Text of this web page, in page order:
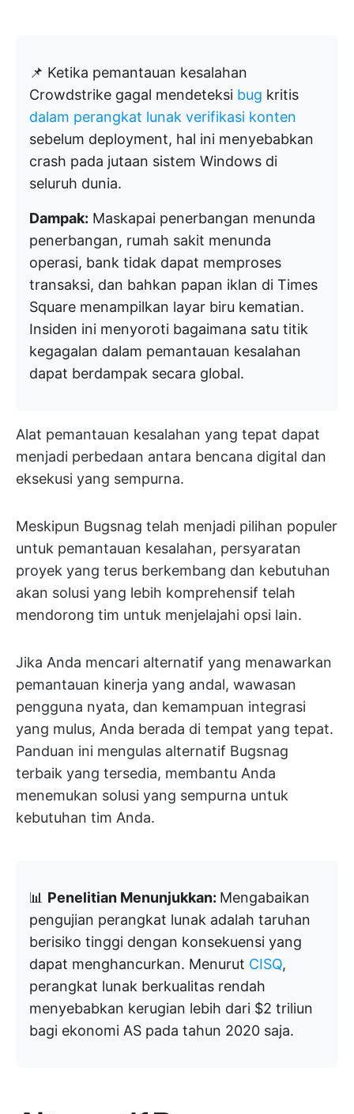
📌 Ketika pemantauan kesalahan
Crowdstrike gagal mendeteksi bug kritis
dalam perangkat lunak verifikasi konten
sebelum deployment, hal ini menyebabkan
crash pada jutaan sistem Windows di
seluruh dunia.
Dampak: Maskapai penerbangan menunda
penerbangan, rumah sakit menunda
operasi, bank tidak dapat memproses
transaksi, dan bahkan papan iklan di Times
Square menampilkan layar biru kematian.
Insiden ini menyoroti bagaimana satu titik
kegagalan dalam pemantauan kesalahan
dapat berdampak secara global.
Alat pemantauan kesalahan yang tepat dapat
menjadi perbedaan antara bencana digital dan
eksekusi yang sempurna.
Meskipun Bugsnag telah menjadi pilihan populer
untuk pemantauan kesalahan, persyaratan
proyek yang terus berkembang dan kebutuhan
akan solusi yang lebih komprehensif telah
mendorong tim untuk menjelajahi opsi lain.
Jika Anda mencari alternatif yang menawarkan
pemantauan kinerja yang andal, wawasan
pengguna nyata, dan kemampuan integrasi
yang mulus, Anda berada di tempat yang tepat.
Panduan ini mengulas alternatif Bugsnag
terbaik yang tersedia, membantu Anda
menemukan solusi yang sempurna untuk
kebutuhan tim Anda.
📊 Penelitian Menunjukkan: Mengabaikan
pengujian perangkat lunak adalah taruhan
berisiko tinggi dengan konsekuensi yang
dapat menghancurkan. Menurut CISQ,
perangkat lunak berkualitas rendah
menyebabkan kerugian lebih dari $2 triliun
bagi ekonomi AS pada tahun 2020 saja.